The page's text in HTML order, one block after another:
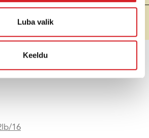
Luba valik
Keeldu
korral
16